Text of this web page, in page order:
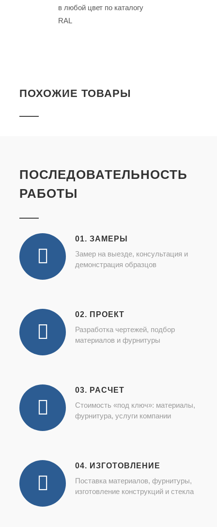
в любой цвет по каталогу
RAL
ПОХОЖИЕ ТОВАРЫ
ПОСЛЕДОВАТЕЛЬНОСТЬ
РАБОТЫ
01. ЗАМЕРЫ
Замер на выезде, консультация и
демонстрация образцов
02. ПРОЕКТ
Разработка чертежей, подбор
материалов и фурнитуры
03. РАСЧЕТ
Стоимость «под ключ»: материалы,
фурнитура, услуги компании
04. ИЗГОТОВЛЕНИЕ
Поставка материалов, фурнитуры,
изготовление конструкций и стекла